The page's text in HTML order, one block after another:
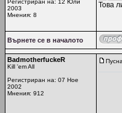
Регистриран на: 12 Юли
2003
Мнения: 8
Това
Върнете се в началото
BadmotherfuckeR
Kill 'em All
Регистриран на: 07 Ное
2002
Мнения: 912